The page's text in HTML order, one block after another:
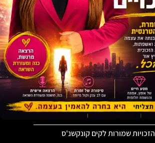
שמורות לקים קונקשנ'ס